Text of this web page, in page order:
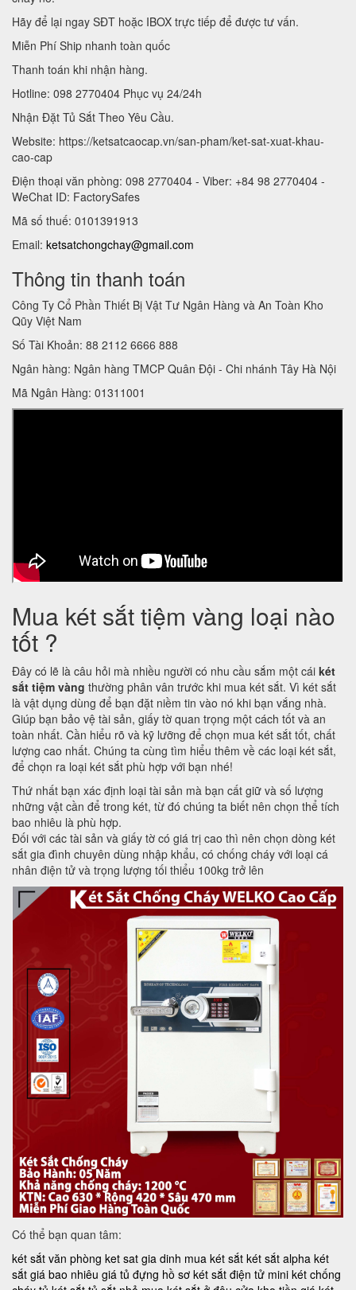
Hãy để lại ngay SĐT hoặc IBOX trực tiếp để được tư vấn.
Miễn Phí Ship nhanh toàn quốc
Thanh toán khi nhận hàng.
Hotline: 098 2770404 Phục vụ 24/24h
Nhận Đặt Tủ Sắt Theo Yêu Cầu.
Website: https://ketsatcaocap.vn/san-pham/ket-sat-xuat-khau-
cao-cap
Điện thoại văn phòng: 098 2770404 - Viber: +84 98 2770404 -
WeChat ID: FactorySafes
Mã số thuế: 0101391913
Email: ketsatchongchay@gmail.com
Thông tin thanh toán
Công Ty Cổ Phần Thiết Bị Vật Tư Ngân Hàng và An Toàn Kho
Qũy Việt Nam
Số Tài Khoản: 88 2112 6666 888
Ngân hàng: Ngân hàng TMCP Quân Đội - Chi nhánh Tây Hà Nội
Mã Ngân Hàng: 01311001
Mua két sắt tiệm vàng loại nào
tốt ?
Đây có lẽ là câu hỏi mà nhiều người có nhu cầu sắm một cái két
sắt tiệm vàng thường phân vân trước khi mua két sắt. Vì két sắt
là vật dụng dùng để bạn đặt niềm tin vào nó khi bạn vắng nhà.
Giúp bạn bảo vệ tài sản, giấy tờ quan trọng một cách tốt và an
toàn nhất. Cần hiểu rõ và kỹ lưỡng để chọn mua két sắt tốt, chất
lượng cao nhất. Chúng ta cùng tìm hiểu thêm về các loại két sắt,
để chọn ra loại két sắt phù hợp với bạn nhé!
Thứ nhất bạn xác định loại tài sản mà bạn cất giữ và số lượng
những vật cần để trong két, từ đó chúng ta biết nên chọn thể tích
bao nhiêu là phù hợp.
Đối với các tài sản và giấy tờ có giá trị cao thì nên chọn dòng két
sắt gia đình chuyên dùng nhập khẩu, có chống cháy với loại cá
nhân điện tử và trọng lượng tối thiểu 100kg trở lên
Có thể bạn quan tâm:
két sắt văn phòng ket sat gia dinh mua két sắt két sắt alpha két
sắt giá bao nhiêu giá tủ đựng hồ sơ két sắt điện tử mini két chống